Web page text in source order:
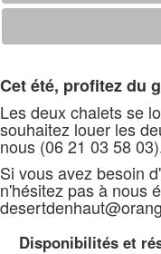
Cet été, profitez du
Les deux chalets se
souhaitez louer les
nous (06 21 03 58
Si vous avez besoin
n'hésitez pas à nous
Disponibilités et